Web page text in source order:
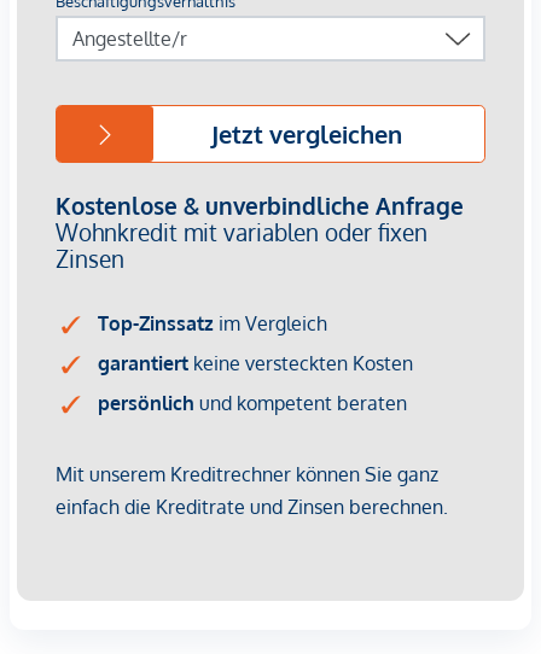
von ca. EUR 17,50 bis EUR 22,50 netto/m²
40.000,00 netto angekauft werden.
Provisionsfrei für den Käufer!
Bei diesem Angebot handelt es sich um eine
Vorsorgewohnung, die zu Vermietungszwecken erworben
20% USt. Diese Daten sind vorbehaltlich möglicher
Wir weisen darauf hin, dass zwischen dem Vermittler und
Der Vermittler ist als Doppelmakler tätig.